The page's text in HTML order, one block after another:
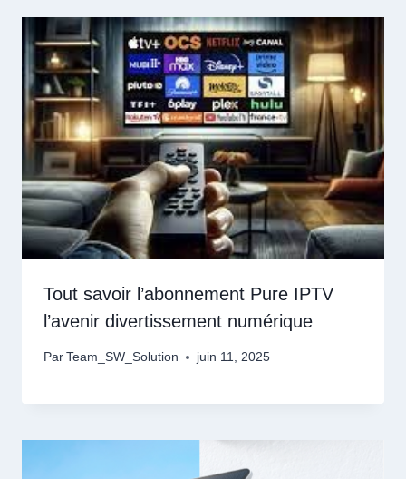
Tout savoir l’abonnement Pure IPTV
l’avenir divertissement numérique
Par Team_SW_Solution juin 11, 2025